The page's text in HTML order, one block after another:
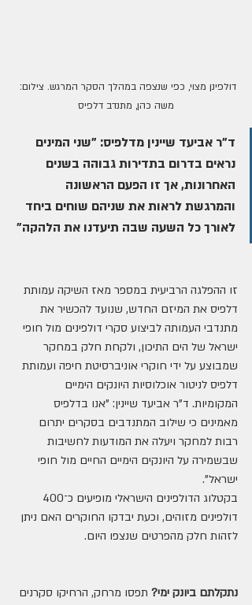
דולפינן מצוי, כפי שנצפה במהלך הסקר המרגש. צילום:
משה כהן, מתנדב דלפיס
ד"ר אביעד שיינין מדלפיס: "שני המינים
נראים בדרום בתדירות גבוהה בשנים
האחרונות, אך זו הפעם הראשונה
והמרגשת לראות את שניהם שוחים ביחד
לאורך כל השעה שבה תיעדנו את הלהקה"
זו ההפלגה הרביעית במספר מאז השיקה עמותת
דלפיס את המיזם החדש, שנועד להכשיר את
מתנדבי העמותה לביצוע סקרי דולפינים מול חופי
ישראל של הים התיכון, ולקחת חלק במחקר
שמבוצע על ידי חוקרי אוניברסיטת חיפה ועמותת
דלפיס לניטור אוכלוסיות היונקים הימיים
המקומיות. ד"ר אביעד שיינין: "אנו בדלפיס
מאמינים כי שילוב המתנדבים בסקרים יתרום
רבות למחקר ויעלה את המודעות לחשיבות
שבשמירה על היונקים הימיים החיים מול חופי
ישראל".
דולפינים מזוהים, וכעת יבדקו החוקרים האם ניתן
לזהות חלק מהפרטים שנצפו היום.
נתקלתם ביונק ימי? תפסו מרחק, הרחיקו סקרנים